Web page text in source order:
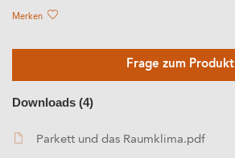
Merken
Frage zum Produkt
Downloads (4)
Parkett und das Raumklima.pdf